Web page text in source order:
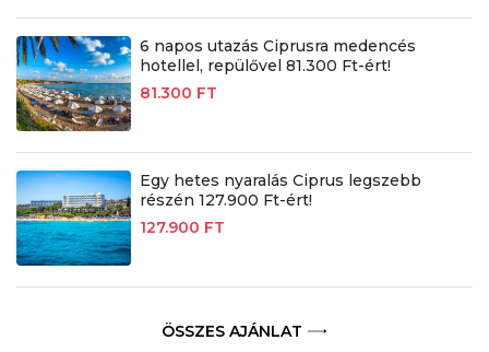
6 napos utazás Ciprusra medencés
hotellel, repülővel 81.300 Ft-ért!
81.300 FT
Egy hetes nyaralás Ciprus legszebb
részén 127.900 Ft-ért!
127.900 FT
ÖSSZES AJÁNLAT